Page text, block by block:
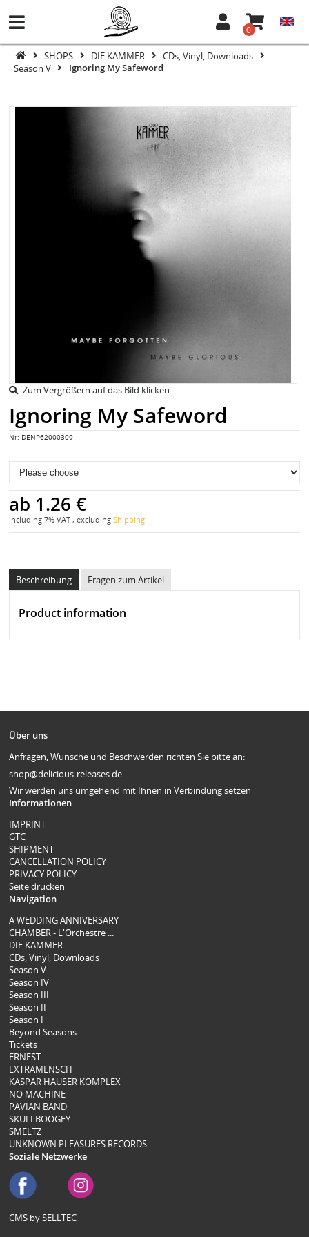
0
SHOPS DIE KAMMER
CDs, Vinyl, Downloads
Season V
Ignoring My Safeword
Zum Vergrößern auf das Bild klicken
Ignoring My Safeword
Nr: DENP62000309
ab 1.26 €
including 7% VAT , excluding Shipping
Beschreibung Fragen zum Artikel
Product information
Über uns
Anfragen, Wünsche und Beschwerden richten Sie bitte an:
shop@delicious-releases.de
Wir werden uns umgehend mit Ihnen in Verbindung setzen
Informationen
IMPRINT
GTC
SHIPMENT
CANCELLATION POLICY
PRIVACY POLICY
Seite drucken
Navigation
A WEDDING ANNIVERSARY
CHAMBER - L'Orchestre ...
DIE KAMMER
CDs, Vinyl, Downloads
Season V
Season IV
Season III
Season II
Season I
Beyond Seasons
Tickets
ERNEST
EXTRAMENSCH
KASPAR HAUSER KOMPLEX
NO MACHINE
PAVIAN BAND
SKULLBOOGEY
SMELTZ
UNKNOWN PLEASURES RECORDS
Soziale Netzwerke
CMS by SELLTEC